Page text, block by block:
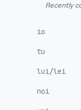
Recently
io
tu
lui/lei
noi